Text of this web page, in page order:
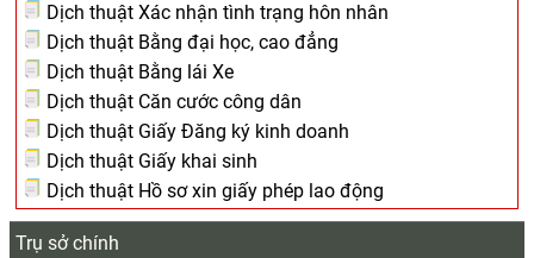
Dịch thuật Xác nhận tình trạng hôn nhân
Dịch thuật Bằng đại học, cao đẳng
Dịch thuật Bằng lái Xe
Dịch thuật Căn cước công dân
Dịch thuật Giấy Đăng ký kinh doanh
Dịch thuật Giấy khai sinh
Dịch thuật Hồ sơ xin giấy phép lao động
Trụ sở chính